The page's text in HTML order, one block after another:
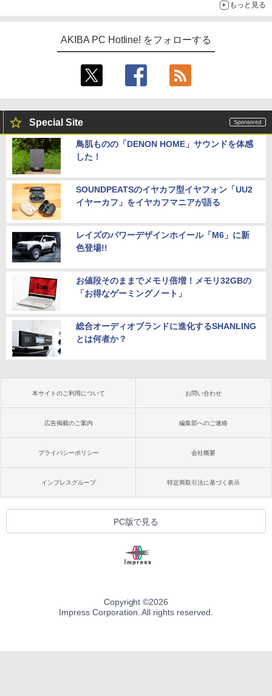
もっと見る
AKIBA PC Hotline! をフォローする
Special Site
鳥肌ものの「DENON HOME」サウンドを体感
した！
SOUNDPEATSのイヤカフ型イヤフォン「UU2
イヤーカフ」をイヤカフマニアが語る
レイズのパワーデザインホイール「M6」に新
色登場!!
お値段そのままでメモリ倍増！メモリ32GBの
「お得なゲーミングノート」
総合オーディオブランドに進化するSHANLING
とは何者か？
本サイトのご利用について お問い合わせ
広告掲載のご案内 編集部へのご連絡
プライバシーポリシー 会社概要
インプレスグループ 特定商取引法に基づく表示
PC版で見る
Copyright ©2026
Impress Corporation. All rights reserved.